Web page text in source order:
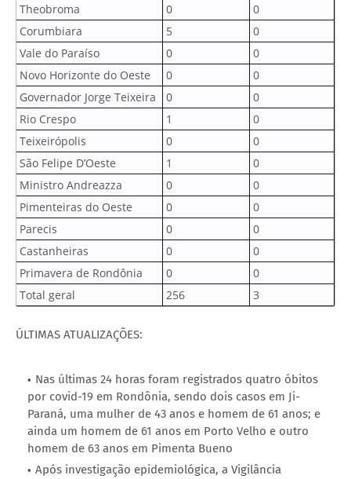
Theobroma
0
0
Corumbiara
5
0
Vale do Paraíso
0
0
Novo Horizonte do Oeste
0
0
Governador Jorge Teixeira
0
0
Rio Crespo
1
0
Teixeirópolis
0
0
São Felipe D’Oeste
1
0
Ministro Andreazza
0
0
Pimenteiras do Oeste
0
0
Parecis
0
0
Castanheiras
0
0
Primavera de Rondônia
0
0
Total geral
256 3
ÚLTIMAS ATUALIZAÇÕES:
Nas últimas 24 horas foram registrados quatro óbitos
por covid-19 em Rondônia, sendo dois casos em Ji-
Paraná, uma mulher de 43 anos e homem de 61 anos; e
ainda um homem de 61 anos em Porto Velho e outro
homem de 63 anos em Pimenta Bueno
Após investigação epidemiológica, a Vigilância